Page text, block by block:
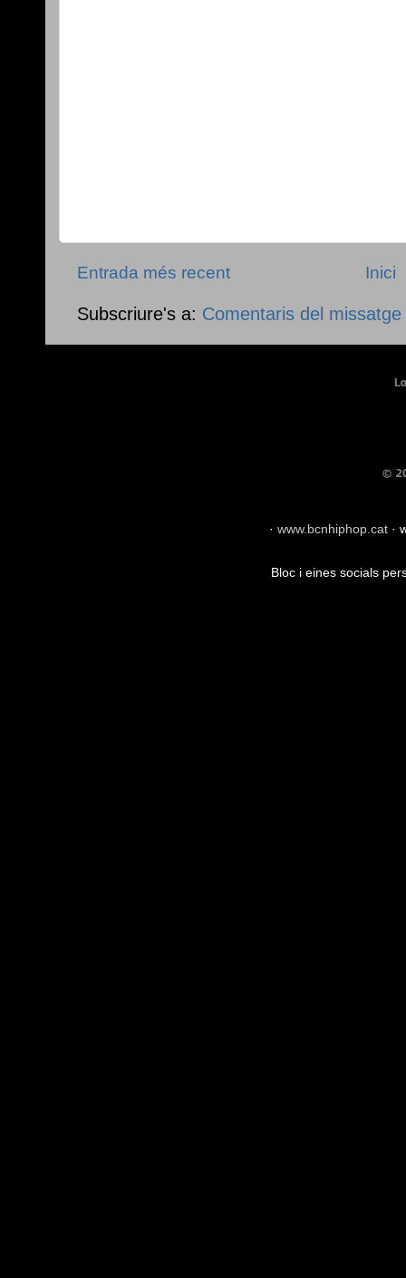
Entrada més recent Inici
Subscriure's a: Comentaris del
· www.bcnhiphop.cat ·
Bloc i eines socials